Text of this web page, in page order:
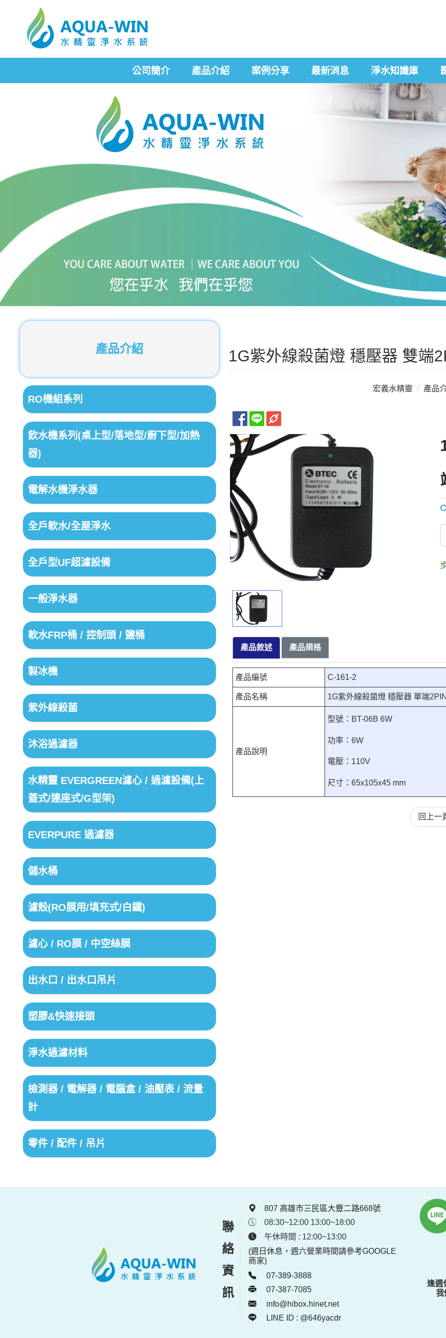
公司簡介 產品介紹 案例分享 最新消息 淨水知識庫
產品介紹
RO機組系列
飲水機系列(桌上型/落地型/廚下型/加熱
器)
電解水機淨水器
全戶軟水/全屋淨水
全戶型UF超濾設備
一般淨水器
軟水FRP桶 / 控制頭 / 鹽桶
製冰機
紫外線殺菌
沐浴過濾器
水精靈 EVERGREEN濾心 / 過濾設備(上
蓋式/連座式/G型架)
EVERPURE 過濾器
儲水桶
濾殼(RO膜用/填充式/白鐵)
濾心 / RO膜 / 中空絲膜
出水口 / 出水口吊片
塑膠&快速接頭
淨水過濾材料
檢測器 / 電解器 / 電腦盒 / 油壓表 / 流量
計
零件 / 配件 / 吊片
1G紫外線殺菌燈 穩壓器 雙端
宏義水精靈 產品
產品敘述 產品規格
產品編號 C-161-2
產品名稱 1G紫外線殺菌燈 穩壓器 單端
產品說明
型號：BT-06B 6W
功率：6W
電壓：110V
尺寸：65x105x45 mm
回上一
聯絡資訊
807 高雄市三民區大豐二路668號
08:30~12:00 13:00~18:00
午休時間 : 12:00~13:00
(週日休息，週六營業時間請參考GOOGLE
商家)
07-389-3888
07-387-7085
info@hibox.hinet.net
LINE ID : @646yacdr
逢週
我